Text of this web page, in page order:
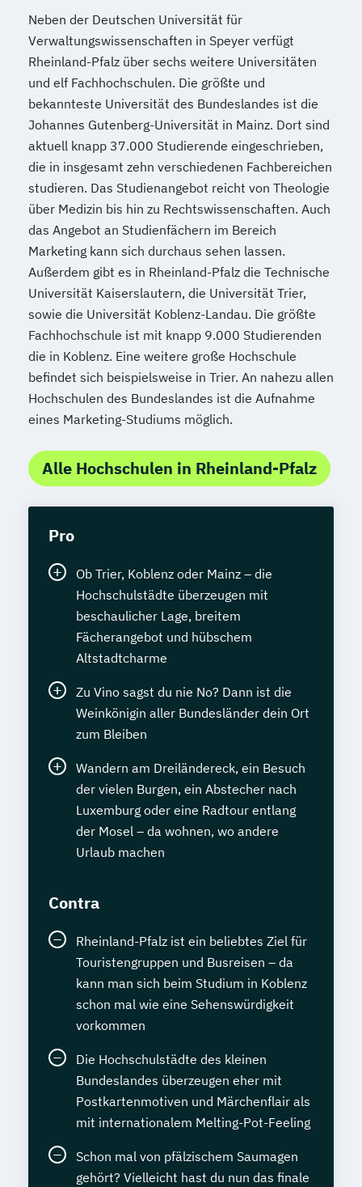
Neben der Deutschen Universität für
Verwaltungswissenschaften in Speyer verfügt
Rheinland-Pfalz über sechs weitere Universitäten
und elf Fachhochschulen. Die größte und
bekannteste Universität des Bundeslandes ist die
Johannes Gutenberg-Universität in Mainz. Dort sind
aktuell knapp 37.000 Studierende eingeschrieben,
die in insgesamt zehn verschiedenen Fachbereichen
studieren. Das Studienangebot reicht von Theologie
über Medizin bis hin zu Rechtswissenschaften. Auch
das Angebot an Studienfächern im Bereich
Marketing kann sich durchaus sehen lassen.
Außerdem gibt es in Rheinland-Pfalz die Technische
Universität Kaiserslautern, die Universität Trier,
sowie die Universität Koblenz-Landau. Die größte
Fachhochschule ist mit knapp 9.000 Studierenden
die in Koblenz. Eine weitere große Hochschule
befindet sich beispielsweise in Trier. An nahezu allen
Hochschulen des Bundeslandes ist die Aufnahme
eines Marketing-Studiums möglich.
Alle Hochschulen in Rheinland-Pfalz
Pro
Ob Trier, Koblenz oder Mainz – die
Hochschulstädte überzeugen mit
beschaulicher Lage, breitem
Fächerangebot und hübschem
Altstadtcharme
Zu Vino sagst du nie No? Dann ist die
Weinkönigin aller Bundesländer dein Ort
zum Bleiben
Wandern am Dreiländereck, ein Besuch
der vielen Burgen, ein Abstecher nach
Luxemburg oder eine Radtour entlang
der Mosel – da wohnen, wo andere
Urlaub machen
Contra
Rheinland-Pfalz ist ein beliebtes Ziel für
Touristengruppen und Busreisen – da
kann man sich beim Studium in Koblenz
schon mal wie eine Sehenswürdigkeit
vorkommen
Die Hochschulstädte des kleinen
Bundeslandes überzeugen eher mit
Postkartenmotiven und Märchenflair als
mit internationalem Melting-Pot-Feeling
Schon mal von pfälzischem Saumagen
gehört? Vielleicht hast du nun das finale